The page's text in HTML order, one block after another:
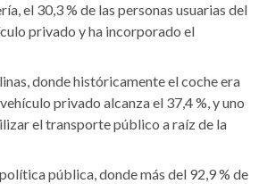
el 30,3 % de las personas usuarias del
privado y ha incorporado el
donde históricamente el coche era
privado alcanza el 37,4 %, y uno
el transporte público a raíz de la
pública, donde más del 92,9 % de